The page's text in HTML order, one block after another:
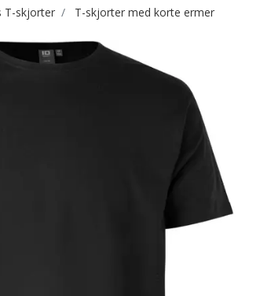
T-skjorter T-skjorter med korte ermer